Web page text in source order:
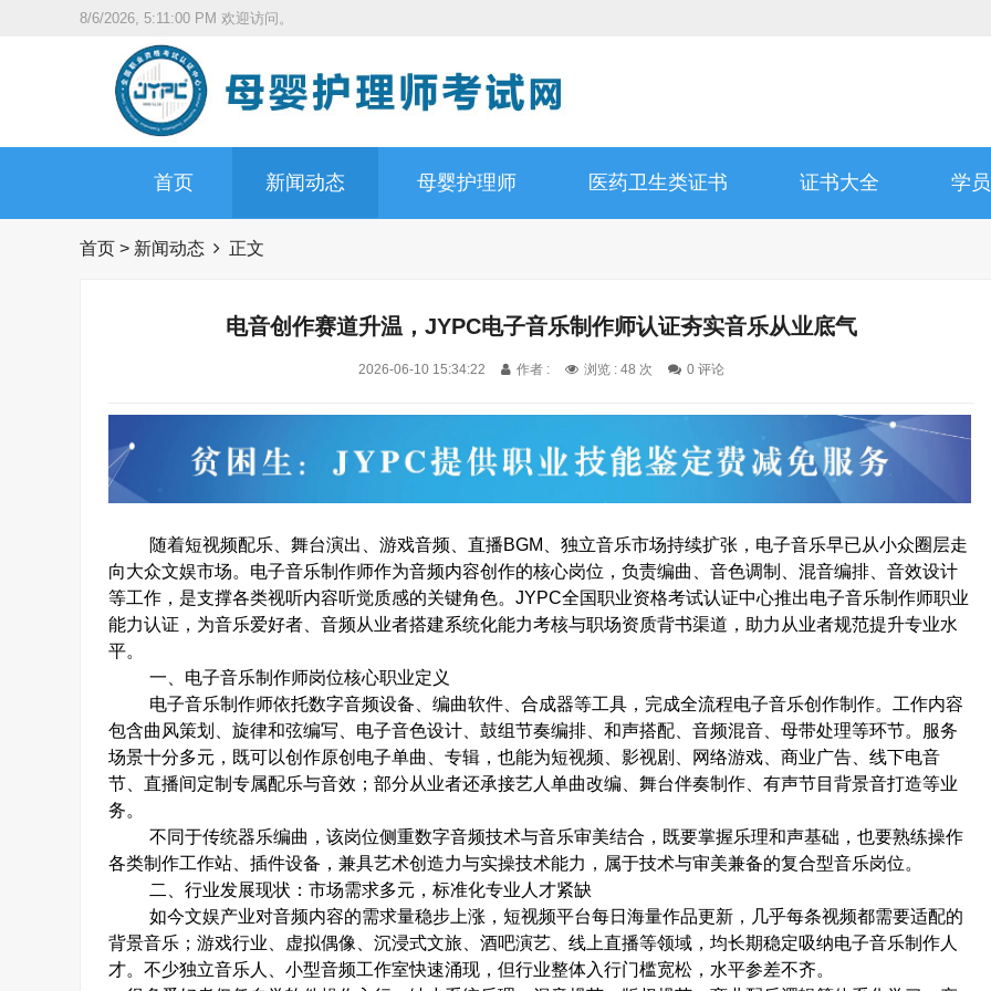
8/6/2026, 5:11:01 PM 欢迎访问。
首页 新闻动态 母婴护理师 医药卫生类证书 证书大全 学
首页 > 新闻动态 正文
电音创作赛道升温，JYPC电子音乐制作师认证夯实音乐从业底气
2026-06-10 15:34:22 作者 : 浏览 : 48 次 0 评论
随着短视频配乐、舞台演出、游戏音频、直播BGM
、独立音乐市场持续扩张，电子音乐早已从小众圈层走
向大众文娱市场。电子音乐制作师作为音频内容创作的核心岗位，负责编曲、音色调制、混音编排、音效设计
等工作，是支撑各类视听内容听觉质感的关键角色。 JYPC全国职业资格考试认证中心推出电子音乐制作师职业
能力认证，为音乐爱好者、音频从业者搭建系统化能力考核与职场资质背书渠道，助力从业者规范提升专业水
平。
一、电子音乐制作师岗位核心职业定义
电子音乐制作师依托数字音频设备、编曲软件、合成器等工具，完成全流程电子音乐创作制作。工作内容
包含曲风策划、旋律和弦编写、电子音色设计、鼓组节奏编排、和声搭配、音频混音、母带处理等环节。服务
场景十分多元，既可以创作原创电子单曲、专辑，也能为短视频、影视剧、网络游戏、商业广告、线下电音
节、直播间定制专属配乐与音效；部分从业者还承接艺人单曲改编、舞台伴奏制作、有声节目背景音打造等业
务。
不同于传统器乐编曲，该岗位侧重数字音频技术与音乐审美结合，既要掌握乐理和声基础，也要熟练操作
各类制作工作站、插件设备，兼具艺术创造力与实操技术能力，属于技术与审美兼备的复合型音乐岗位。
二、行业发展现状：市场需求多元，标准化专业人才紧缺
如今文娱产业对音频内容的需求量稳步上涨，短视频平台每日海量作品更新，几乎每条视频都需要适配的
背景音乐；游戏行业、虚拟偶像、沉浸式文旅、酒吧演艺、线上直播等领域，均长期稳定吸纳电子音乐制作人
才。不少独立音乐人、小型音频工作室快速涌现，但行业整体入行门槛宽松，水平参差不齐。